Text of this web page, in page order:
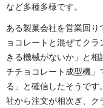
など多種多様です。
ある製菓会社を営業回り
ョコレートと混ぜてク
きる機械がないか」と
チチョコレート成型機」
る」と確信したそうで
社から注文が相次ぎ、